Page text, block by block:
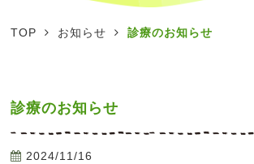
TOP お知らせ 診療のお知らせ
診療のお知らせ
2024/11/16